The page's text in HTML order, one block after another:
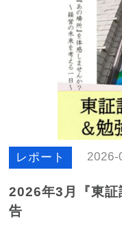
レポート 2026-
2026年3月『東証
告